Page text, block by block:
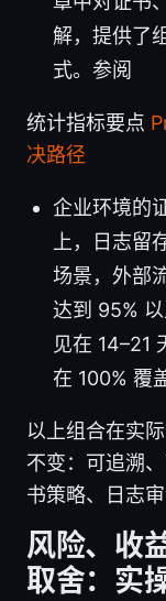
解，提供了
式。参阅
统计指标要点
决路径
企业环境的
上，日志留
场景，外部
达到 95%
见在 14–21
在 100% 覆
以上组合在实
不变：可追溯
书策略、日志
风险、收
取舍：实